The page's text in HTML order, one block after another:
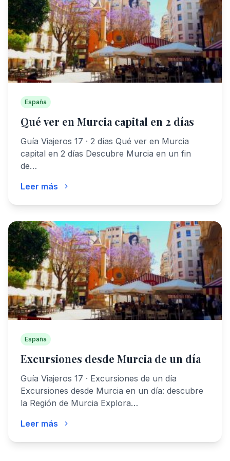
España
Qué ver en Murcia capital en 2 días
Guía Viajeros 17 · 2 días Qué ver en Murcia
capital en 2 días Descubre Murcia en un fin
de…
Leer más
España
Excursiones desde Murcia de un día
Guía Viajeros 17 · Excursiones de un día
Excursiones desde Murcia en un día: descubre
la Región de Murcia Explora…
Leer más